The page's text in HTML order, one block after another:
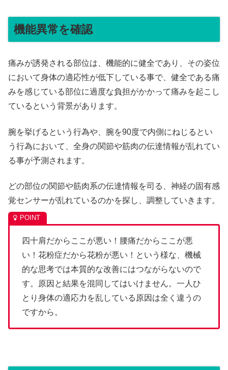
機能異常を確認
痛みが誘発される部位は、機能的に健全であり、その姿位
において身体の適応性が低下している事で、健全である痛
みを感じている部位に過度な負担がかかって痛みを起こし
ているという背景があります。
腕を挙げるという行為や、腕を90度で内側にねじるとい
う行為において、全身の関節や筋肉の伝達情報が乱れてい
る事が予測されます。
どの部位の関節や筋肉系の伝達情報を司る、神経の固有感
覚センサーが乱れているのかを探し、調整していきます。
四十肩だからここが悪い！腰痛だからここが悪
い！花粉症だから花粉が悪い！という様な、機械
的な思考では本質的な改善にはつながらないので
す。原因と結果を混同してはいけません。一人ひ
とり身体の適応力を乱している原因は全く違うの
ですから。